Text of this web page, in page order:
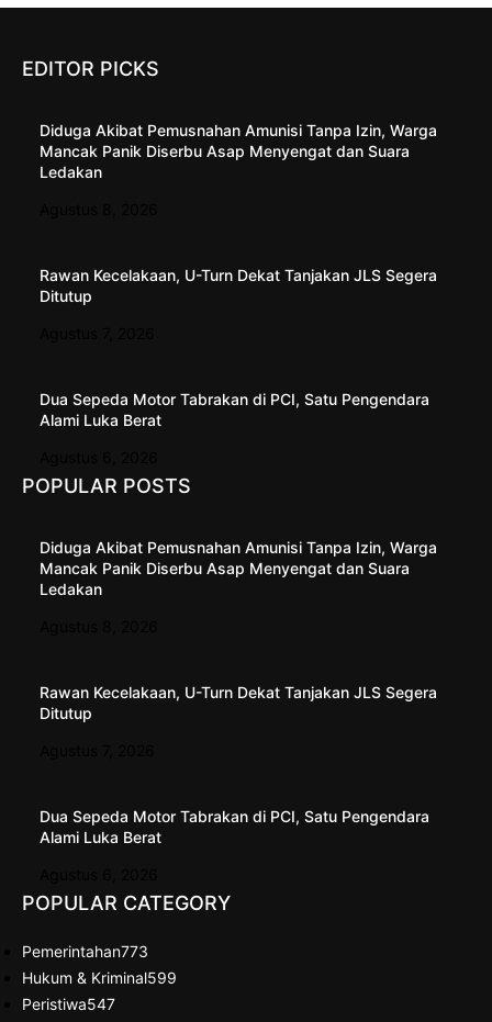
EDITOR PICKS
Diduga Akibat Pemusnahan Amunisi Tanpa Izin, Warga
Mancak Panik Diserbu Asap Menyengat dan Suara
Ledakan
Rawan Kecelakaan, U-Turn Dekat Tanjakan JLS Segera
Ditutup
Dua Sepeda Motor Tabrakan di PCI, Satu Pengendara
Alami Luka Berat
POPULAR POSTS
Diduga Akibat Pemusnahan Amunisi Tanpa Izin, Warga
Mancak Panik Diserbu Asap Menyengat dan Suara
Ledakan
Rawan Kecelakaan, U-Turn Dekat Tanjakan JLS Segera
Ditutup
Dua Sepeda Motor Tabrakan di PCI, Satu Pengendara
Alami Luka Berat
POPULAR CATEGORY
Pemerintahan773
Hukum & Kriminal599
Peristiwa547